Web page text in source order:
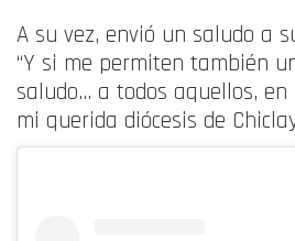
A su vez, envió un saludo a
“Y si me permiten también
saludo… a todos aquellos,
mi querida diócesis de